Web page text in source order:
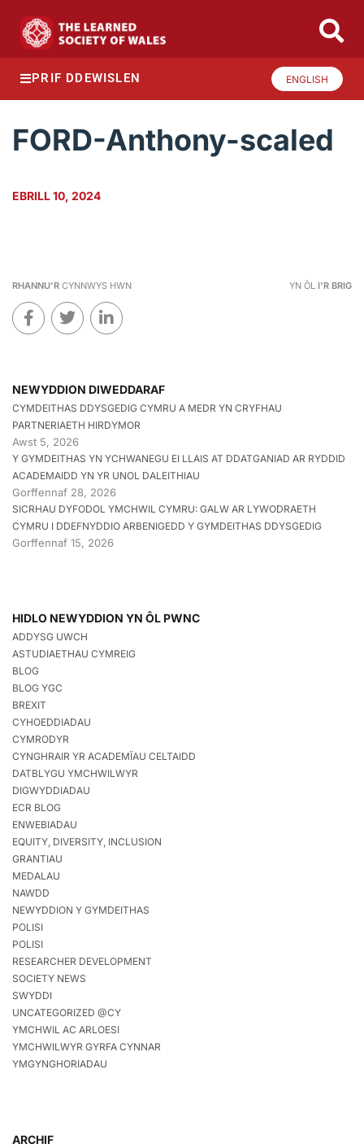
PRIF DDEWISLEN ENGLISH
FORD-Anthony-scaled
EBRILL 10, 2024
RHANNU'R CYNNWYS HWN YN ÔL I'R BRIG
NEWYDDION DIWEDDARAF
CYMDEITHAS DDYSGEDIG CYMRU A MEDR YN CRYFHAU
PARTNERIAETH HIRDYMOR
Awst 5, 2026
Y GYMDEITHAS YN YCHWANEGU EI LLAIS AT DDATGANIAD AR RYDDID
ACADEMAIDD YN YR UNOL DALEITHIAU
Gorffennaf 28, 2026
SICRHAU DYFODOL YMCHWIL CYMRU: GALW AR LYWODRAETH
CYMRU I DDEFNYDDIO ARBENIGEDD Y GYMDEITHAS DDYSGEDIG
Gorffennaf 15, 2026
HIDLO NEWYDDION YN ÔL PWNC
ADDYSG UWCH
ASTUDIAETHAU CYMREIG
BLOG
BLOG YGC
BREXIT
CYHOEDDIADAU
CYMRODYR
CYNGHRAIR YR ACADEMÏAU CELTAIDD
DATBLYGU YMCHWILWYR
DIGWYDDIADAU
ECR BLOG
ENWEBIADAU
EQUITY, DIVERSITY, INCLUSION
GRANTIAU
MEDALAU
NAWDD
NEWYDDION Y GYMDEITHAS
POLISI
POLISI
RESEARCHER DEVELOPMENT
SOCIETY NEWS
SWYDDI
UNCATEGORIZED @CY
YMCHWIL AC ARLOESI
YMCHWILWYR GYRFA CYNNAR
YMGYNGHORIADAU
ARCHIF